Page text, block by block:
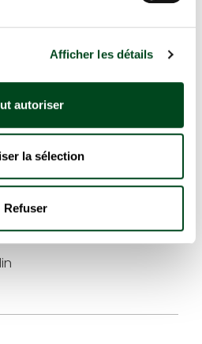
Afficher les détails
autoriser
la sélection
Refuser
grès cérame